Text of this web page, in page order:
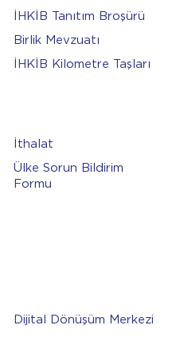
İHKİB Tanıtım Broşürü
Birlik Mevzuatı
İHKİB Kilometre Taşları
İthalat
Ülke Sorun Bildirim
Formu
Dijital Dönüşüm Merkezi